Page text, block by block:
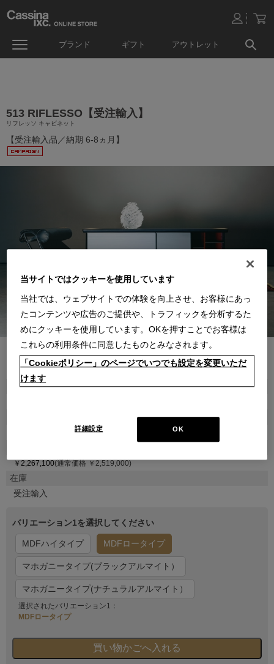
ブランド ギフト アウトレット
513 RIFLESSO【受注輸入】
リフレッソ キャビネット
【受注輸入品／納期 6-8ヵ月】
● ● ● ● ● ● ● ●
商品属性
1CAG1200001000000000
￥2,267,100(通常価格 ￥2,519,000)
在庫
受注輸入
バリエーション1を選択してください
MDFハイタイプ MDFロータイプ
マホガニータイプ(ブラックアルマイト）
マホガニータイプ(ナチュラルアルマイト）
選択されたバリエーション1：
MDFロータイプ
当サイトではクッキーを使用しています
当社では、ウェブサイトでの体験を向上させ、お客様にあっ
たコンテンツや広告のご提供や、トラフィックを分析するた
めにクッキーを使用しています。OKを押すことでお客様は
これらの利用条件に同意したものとみなされます。
「Cookieポリシー」のページでいつでも設定を変更いただ
けます
OK
詳細設定